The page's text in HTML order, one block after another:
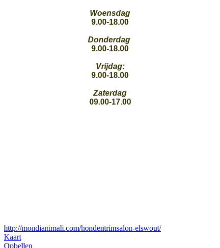
Woensdag
9.00-18.00
Donderdag
9.00-18.00
Vrijdag:
9.00-18.00
Zaterdag
09.00-17.00
http://mondianimali.com/hondentrimsalon-elswout/
Kaart
Opbellen